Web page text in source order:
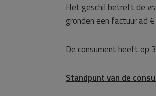
Het geschil betreft de
gronden een factuur ad
De consument heeft op
Standpunt van de